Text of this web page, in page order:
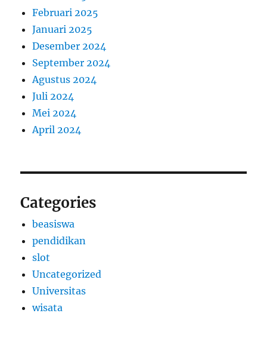
Februari 2025
Januari 2025
Desember 2024
September 2024
Agustus 2024
Juli 2024
Mei 2024
April 2024
Categories
beasiswa
pendidikan
slot
Uncategorized
Universitas
wisata